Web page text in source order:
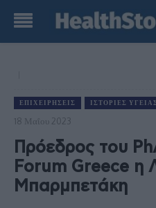
ΕΠΙΧΕΙΡΉΣΕΙΣ ΙΣΤΟΡΊΕΣ
18 Μαΐου 2023
Πρόεδρος του
Forum Greece η
Μπαρμπετάκη